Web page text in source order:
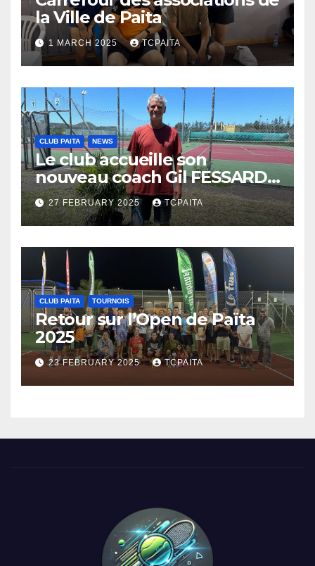
la Ville de Paita
1 MARCH 2025 TCPAITA
CLUB PAITA NEWS
Le club accueille son
nouveau coach Gil FESSARD :
Nouvelle énergie
27 FEBRUARY 2025 TCPAITA
CLUB PAITA TOURNOIS
Retour sur l’Open de Païta
2025
23 FEBRUARY 2025 TCPAITA